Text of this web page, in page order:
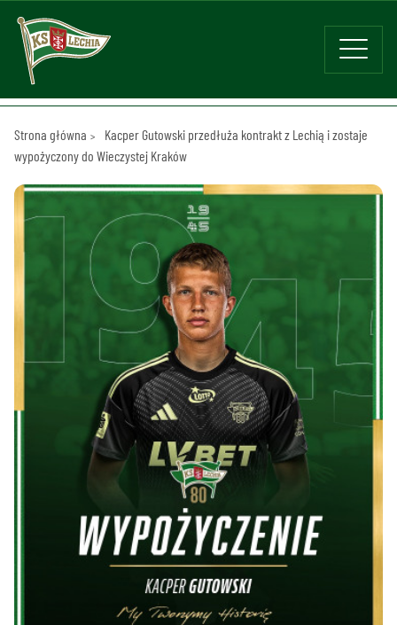
Strona główna
Kacper Gutowski przedłuża kontrakt z Lechią i zostaje
wypożyczony do Wieczystej Kraków